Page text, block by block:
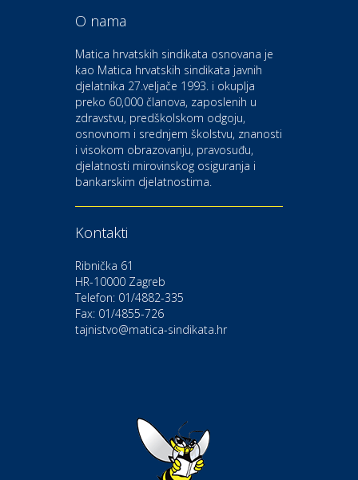
Odmor
Bistrica
Auto-moto i tehnika
CIAK Auto d.o.o.
Kultura i edukacija
Kazalište Gavella
Moda i ljepota
Gastro
Hotel Bunčić Vrbovec
Izletište i vinotočje VINIA
O nama
Matica hrvatskih sindikata osnovana je
kao Matica hrvatskih sindikata javnih
djelatnika 27.veljače 1993. i okuplja
preko 60,000 članova, zaposlenih u
zdravstvu, predškolskom odgoju,
osnovnom i srednjem školstvu, znanosti
i visokom obrazovanju, pravosuđu,
djelatnosti mirovinskog osiguranja i
bankarskim djelatnostima.
Kontakti
Ribnička 61
HR-10000 Zagreb
Telefon: 01/4882-335
Fax: 01/4855-726
tajnistvo@matica-sindikata.hr